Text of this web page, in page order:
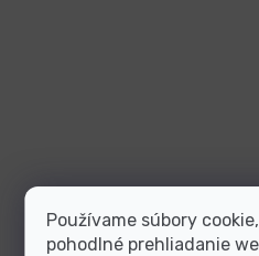
Používame súbory
pohodlné prehliadanie